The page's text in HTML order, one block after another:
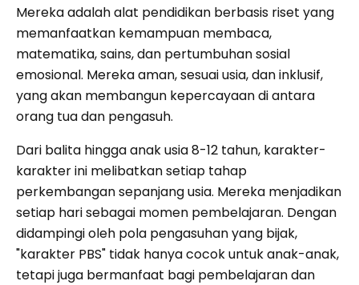
Mereka adalah alat pendidikan berbasis riset yang
memanfaatkan kemampuan membaca,
matematika, sains, dan pertumbuhan sosial
emosional. Mereka aman, sesuai usia, dan inklusif,
yang akan membangun kepercayaan di antara
orang tua dan pengasuh.
Dari balita hingga anak usia 8-12 tahun, karakter-
karakter ini melibatkan setiap tahap
perkembangan sepanjang usia. Mereka menjadikan
setiap hari sebagai momen pembelajaran. Dengan
didampingi oleh pola pengasuhan yang bijak,
"karakter PBS" tidak hanya cocok untuk anak-anak,
tetapi juga bermanfaat bagi pembelajaran dan